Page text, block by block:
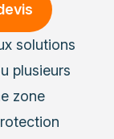
solutions
plusieurs
zone